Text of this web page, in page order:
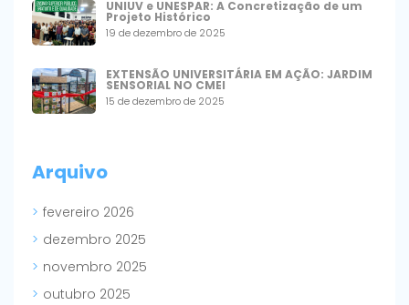
UNIUV e UNESPAR: A Concretização de um
Projeto Histórico
19 de dezembro de 2025
EXTENSÃO UNIVERSITÁRIA EM AÇÃO: JARDIM
SENSORIAL NO CMEI
15 de dezembro de 2025
Arquivo
fevereiro 2026
dezembro 2025
novembro 2025
outubro 2025